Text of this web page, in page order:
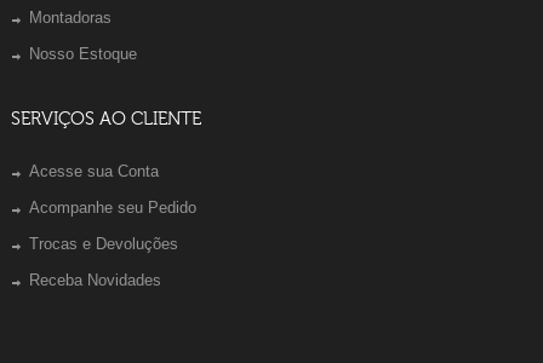
Montadoras
Nosso Estoque
SERVIÇOS AO CLIENTE
Acesse sua Conta
Acompanhe seu Pedido
Trocas e Devoluções
Receba Novidades